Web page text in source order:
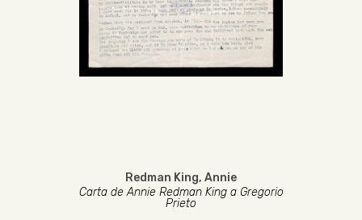
Redman King, Annie
Carta de Annie Redman King a Gregorio
Prieto